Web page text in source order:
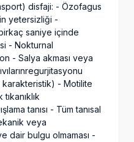
disfaji: - Özofagus
yetersizliği -
saniye içinde
- Nokturnal
- Salya akması veya
karakteristik) - Motilite
tanısı - Tüm tanısal
veya
dair bulgu olmaması -